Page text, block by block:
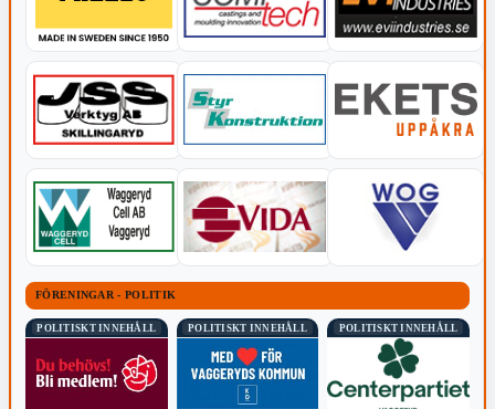
FÖRENINGAR - POLITIK
POLITISKT INNEHÅLL POLITISKT INNEHÅLL POLITISKT INNEHÅLL